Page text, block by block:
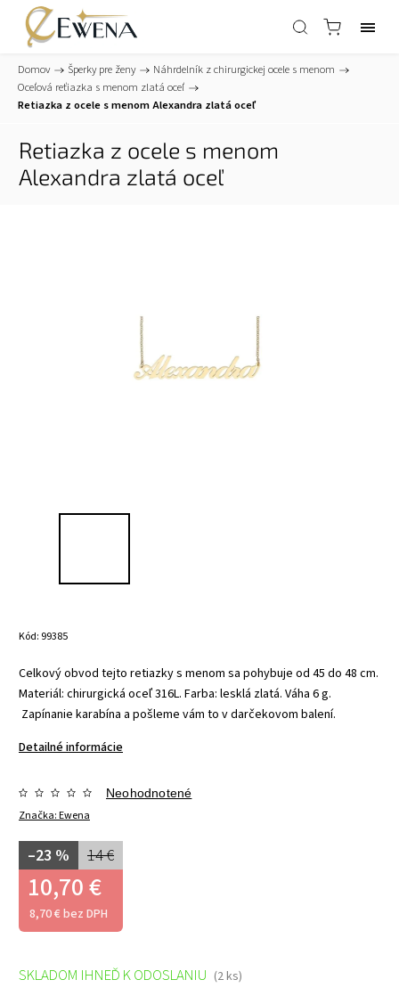
Domov / Šperky pre ženy / Náhrdelník z chirurgickej ocele s menom /
Oceľová reťiazka s menom zlatá oceľ /
Retiazka z ocele s menom Alexandra zlatá oceľ
Retiazka z ocele s menom
Alexandra zlatá oceľ
Kód: 99385
Celkový obvod tejto retiazky s menom sa pohybuje od 45 do 48 cm.
Materiál: chirurgická oceľ 316L. Farba: lesklá zlatá. Váha 6 g.
Zapínanie karabína a pošleme vám to vdarčekovom balení.
Detailné informácie
Značka:Ewena
Neohodnotené
14 €
–23 %
10,70 €
8,70 € bez DPH
SKLADOM IHNEĎ K ODOSLANIU (2 ks)